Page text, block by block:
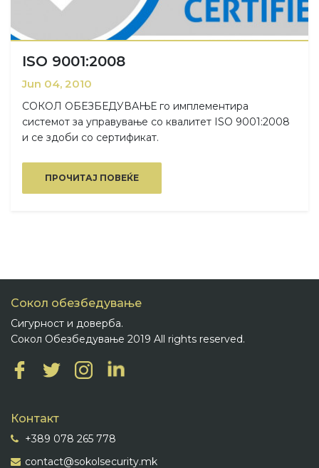
ISO 9001:2008
Jun 04, 2010
СОКОЛ ОБЕЗБЕДУВАЊЕ го имплементира
системот за управување со квалитет ISO 9001:2008
и се здоби со сертификат.
ПРОЧИТАЈ ПОВЕЌЕ
Сокол обезбедување
Сигурност и доверба.
Сокол Обезбедување 2019 All rights reserved.
Контакт
+389 078 265 778
contact@sokolsecurity.mk